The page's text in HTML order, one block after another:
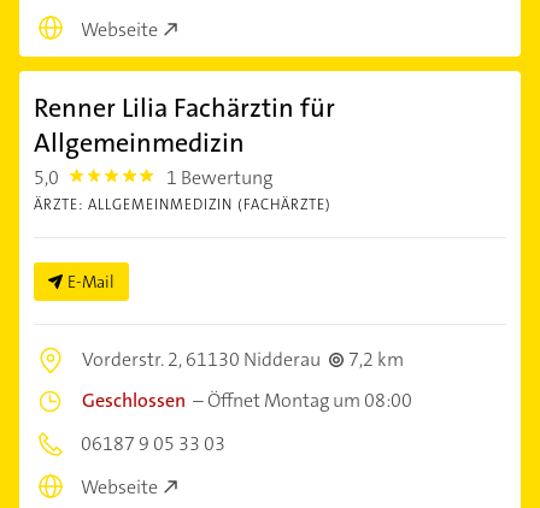
Webseite
Renner Lilia Fachärztin für
Allgemeinmedizin
5,0 5.0 1 Bewertung
ÄRZTE: ALLGEMEINMEDIZIN (FACHÄRZTE)
E-Mail
Vorderstr. 2,61130 Nidderau
7,2 km
Geschlossen –Öffnet Montag um 08:00
06187 9 05 33 03
Webseite